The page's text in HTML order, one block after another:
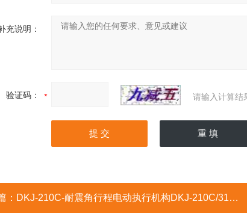
充说明：
验证码： 请输入计算结
： DKJ-210C-耐震角行程电动执行机构DKJ-210C/310C/410C